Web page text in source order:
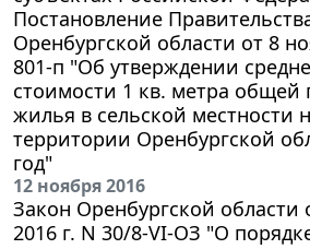
Постановление
Оренбургской области от 8
801-п "Об утверждении
стоимости 1 кв. метра общей
жилья в сельской местности
территории Оренбургской
год"
12 ноября 2016
Закон Оренбургской области
2016 г. N 30/8-VI-ОЗ "О